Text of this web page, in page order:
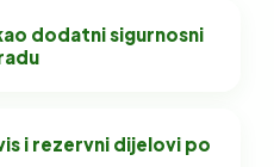
dodatni sigurnosni
i rezervni dijelovi po